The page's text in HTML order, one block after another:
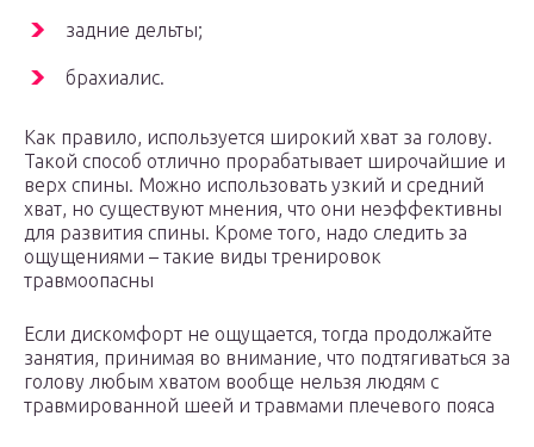
задние дельты;
брахиалис.
Как правило, используется широкий хват за голову.
Такой способ отлично прорабатывает широчайшие и
верх спины. Можно использовать узкий и средний
хват, но существуют мнения, что они неэффективны
для развития спины. Кроме того, надо следить за
ощущениями – такие виды тренировок
травмоопасны
Если дискомфорт не ощущается, тогда продолжайте
занятия, принимая во внимание, что подтягиваться за
голову любым хватом вообще нельзя людям с
травмированной шеей и травмами плечевого пояса